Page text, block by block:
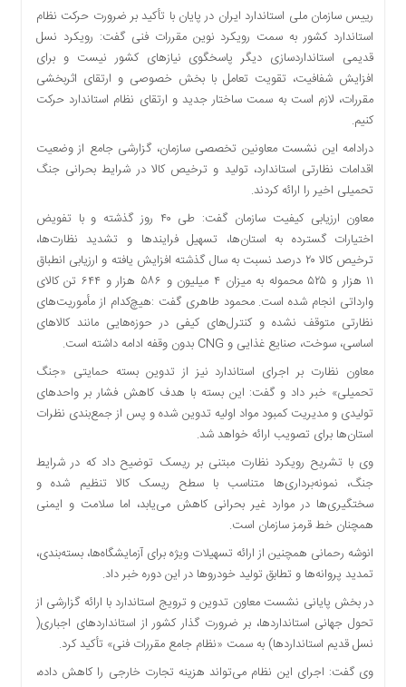
رییس سازمان ملی استاندارد ایران در پایان با تأکید بر ضرورت حرکت نظام
استاندارد کشور به سمت رویکرد نوین مقررات فنی گفت: رویکرد نسل
قدیمی استانداردسازی دیگر پاسخگوی نیازهای کشور نیست و برای
افزایش شفافیت، تقویت تعامل با بخش خصوصی و ارتقای اثربخشی
مقررات، لازم است به سمت ساختار جدید و ارتقای نظام استاندارد حرکت
کنیم.
درادامه این نشست معاونین تخصصی سازمان، گزارشی جامع از وضعیت
اقدامات نظارتی استاندارد، تولید و ترخیص کالا در شرایط بحرانی جنگ
تحمیلی اخیر را ارائه کردند.
معاون ارزیابی کیفیت سازمان گفت: طی ۴۰ روز گذشته و با تفویض
اختیارات گسترده به استان‌ها، تسهیل فرایندها و تشدید نظارت‌ها،
ترخیص کالا ۲۰ درصد نسبت به سال گذشته افزایش یافته و ارزیابی انطباق
۱۱ هزار و ۵۲۵ محموله به میزان ۴ میلیون و ۵۸۶ هزار و ۶۴۴ تن کالای
وارداتی انجام شده است. محمود طاهری گفت :هیچ‌کدام از مأموریت‌های
نظارتی متوقف نشده و کنترل‌های کیفی در حوزه‌هایی مانند کالاهای
اساسی، سوخت، صنایع غذایی و CNG بدون وقفه ادامه داشته است.
معاون نظارت بر اجرای استاندارد نیز از تدوین بسته حمایتی «جنگ
تحمیلی» خبر داد و گفت: این بسته با هدف کاهش فشار بر واحدهای
تولیدی و مدیریت کمبود مواد اولیه تدوین شده و پس از جمع‌بندی نظرات
استان‌ها برای تصویب ارائه خواهد شد.
وی با تشریح رویکرد نظارت مبتنی بر ریسک توضیح داد که در شرایط
جنگ، نمونه‌برداری‌ها متناسب با سطح ریسک کالا تنظیم شده و
سختگیری‌ها در موارد غیر بحرانی کاهش می‌یابد، اما سلامت و ایمنی
همچنان خط قرمز سازمان است.
انوشه رحمانی همچنین از ارائه تسهیلات‌ ویژه برای آزمایشگاه‌ها، بسته‌بندی،
تمدید پروانه‌ها و تطابق تولید خودروها در این دوره خبر داد.
در بخش پایانی نشست معاون تدوین و ترویج استاندارد با ارائه گزارشی از
تحول جهانی استانداردها، بر ضرورت گذار کشور از استانداردهای اجباری(
نسل قدیم استانداردها) به سمت «نظام جامع مقررات فنی» تأکید کرد.
وی گفت: اجرای این نظام می‌تواند هزینه تجارت خارجی را کاهش داده،